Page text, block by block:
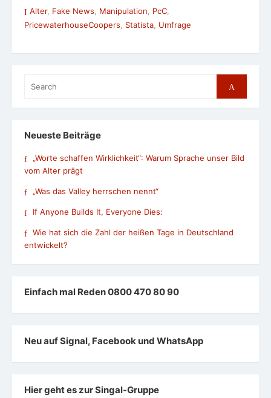
Alter, Fake News Manipulation PcC
PricewaterhouseCoopers, Statista, Umfrage
for:
Search
Neueste Beiträge
„Worte schaffen Wirklichkeit“: Warum Sprache unser Bild
vom Alter prägt
„Was das Valley herrschen nennt“
If Anyone Builds It, Everyone Dies:
Wie hat sich die Zahl der heißen Tage in Deutschland
entwickelt?
Einfach mal Reden 0800 470 80 90
Neu auf Signal, Facebook und WhatsApp
Hier geht es zur Singal-Gruppe